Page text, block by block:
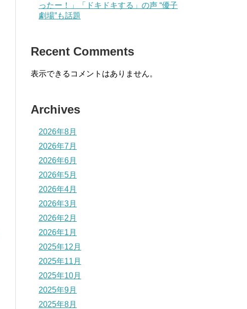
ったー！」「ドキドキする」の声 “優子
劇場”も話題
Recent Comments
表示できるコメントはありません。
Archives
2026年8月
2026年7月
2026年6月
2026年5月
2026年4月
2026年3月
2026年2月
2026年1月
2025年12月
2025年11月
2025年10月
2025年9月
2025年8月